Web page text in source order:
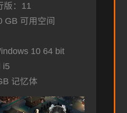
版：11
GB 可用空间
10 64 bit
i5
记忆体